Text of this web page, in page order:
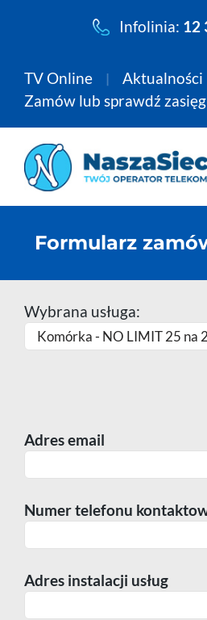
Infolinia: 12
TV Online Aktualności
Zamów lub sprawdź zasięg
Formularz
Wybrana usługa:
Adres email
Numer telefonu
Adres instalacji usług